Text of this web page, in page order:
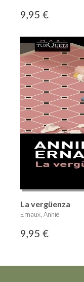
9,95 €
La vergüenza
Ernaux, Annie
9,95 €